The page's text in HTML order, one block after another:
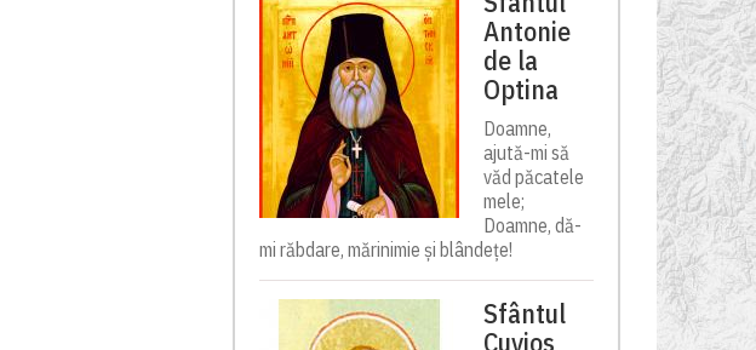
Antonie
de la
Optina
Doamne,
ajută-mi să
văd păcatele
mele;
Doamne, dă-
mi răbdare, mărinimie şi blândeţe!
Sfântul
Cuvios